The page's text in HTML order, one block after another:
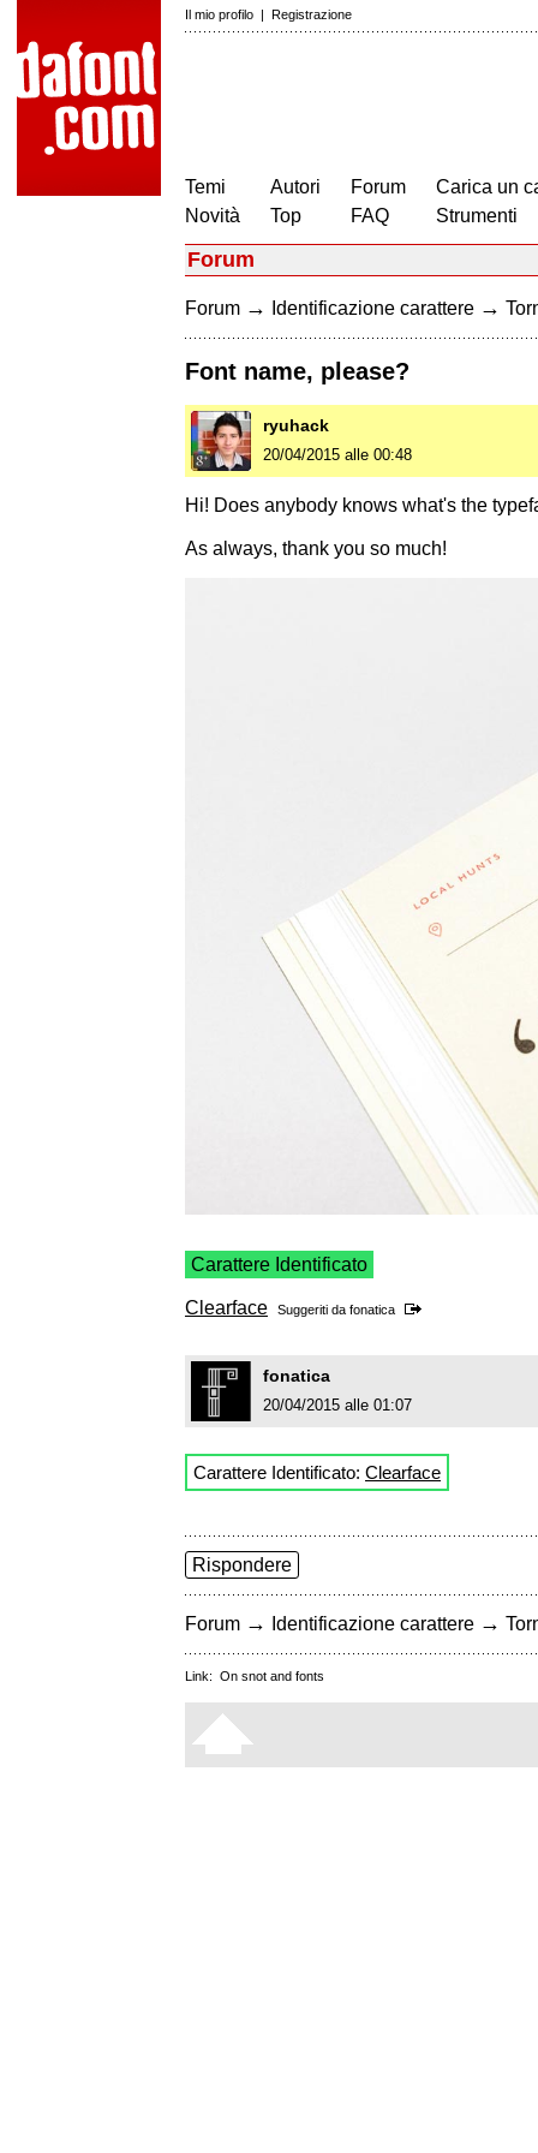
Il mio profilo | Registrazione
Temi
Novità
Autori
Top
Forum
FAQ
Carica un
Strumenti
Forum
Forum → Identificazione carattere →
Font name, please?
ryuhack
20/04/2015 alle 00:48
Hi! Does anybody knows what's the
As always, thank you so much!
Carattere Identificato
Clearface Suggeriti da fonatica
fonatica
20/04/2015 alle 01:07
Carattere Identificato: Clearface
Rispondere
Forum → Identificazione carattere →
Link: On snot and fonts